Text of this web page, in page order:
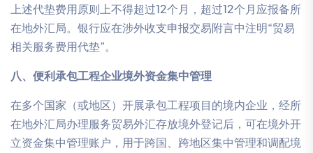
上述代垫费用原则上不得超过12个月，超过12个月应报备所
在地外汇局。银行应在涉外收支申报交易附言中注明“贸易
相关服务费用代垫”。
八、便利承包工程企业境外资金集中管理
在多个国家（或地区）开展承包工程项目的境内企业，经所
在地外汇局办理服务贸易外汇存放境外登记后，可在境外开
立资金集中管理账户，用于跨国、跨地区集中管理和调配境